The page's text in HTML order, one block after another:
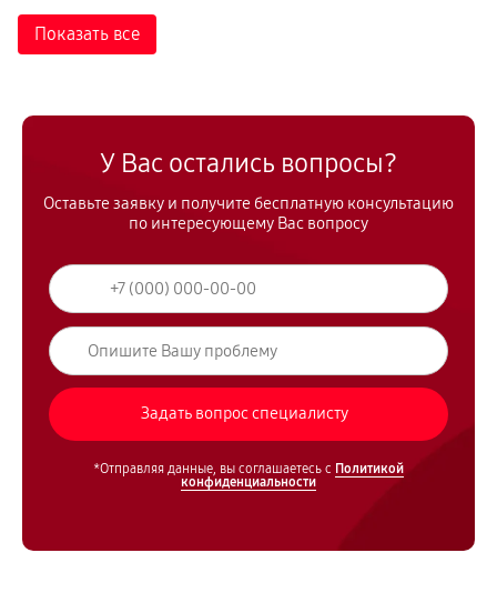
Показать все
У Вас остались вопросы?
Оставьте заявку и получите бесплатную консультацию
по интересующему Вас вопросу
*Отправляя данные, вы соглашаетесь с Политикой
конфиденциальности